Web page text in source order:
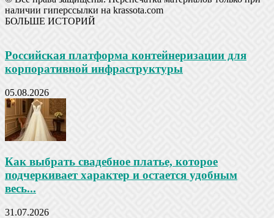
наличии гиперссылки на krassota.com
БОЛЬШЕ ИСТОРИЙ
Российская платформа контейнеризации для
корпоративной инфраструктуры
05.08.2026
Как выбрать свадебное платье, которое
подчеркивает характер и остается удобным
весь...
31.07.2026